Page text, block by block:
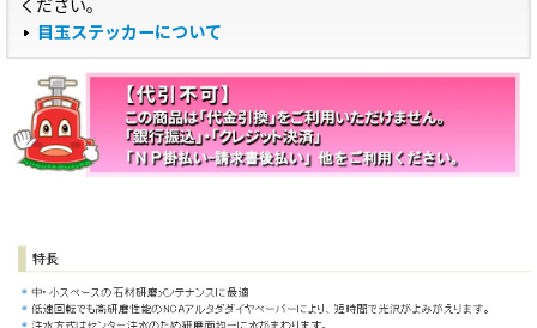
ください。
目玉ステッカーについて